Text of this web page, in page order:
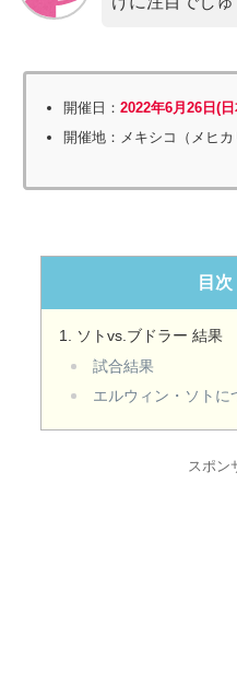
開催日： 2022年6月26日(
開催地：メキシコ（メヒカ
目次
ソトvs.ブドラー 結果
試合結果
エルウィン・ソトに
スポン